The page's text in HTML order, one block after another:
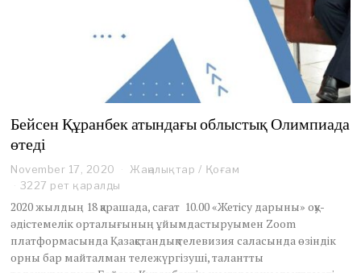
Бейсен Құранбек атындағы облыстық Олимпиада
өтеді
November 17, 2020 Жаңалықтар / Қоғам
3227 рет қаралды
2020 жылдың 18 қарашада, сағат 10.00 «Жетісу дарыны» оқу-
әдістемелік орталығының ұйымдастыруымен Zoom
платформасында Қазақстандық телевизия саласында өзіндік
орны бар майталман тележүргізуші, талантты